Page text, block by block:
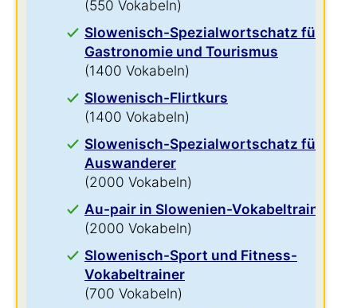
(550 Vokabeln)
Slowenisch-Spezialwortschatz für
Gastronomie und Tourismus
(1400 Vokabeln)
Slowenisch-Flirtkurs
(1400 Vokabeln)
Slowenisch-Spezialwortschatz für
Auswanderer
(2000 Vokabeln)
Au-pair in Slowenien-Vokabeltrainer
(2000 Vokabeln)
Slowenisch-Sport und Fitness-
Vokabeltrainer
(700 Vokabeln)